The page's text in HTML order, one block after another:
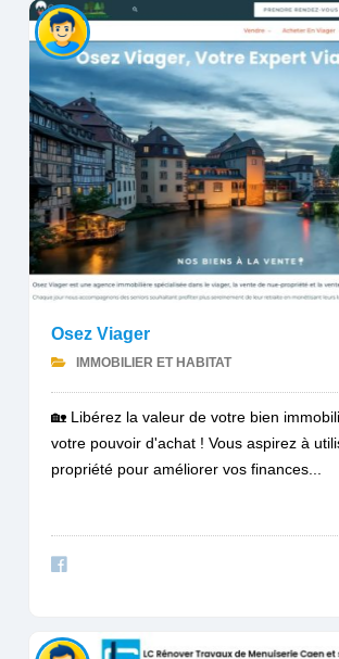
Osez Viager
IMMOBILIER ET HABITAT
🏡 Libérez la valeur de votre bien
votre pouvoir d'achat ! Vous aspirez à
propriété pour améliorer vos finances...